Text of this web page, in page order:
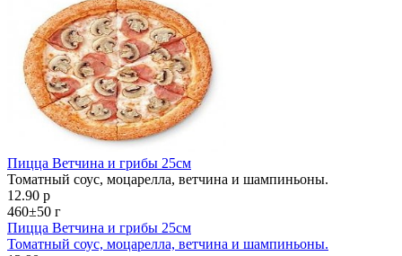
Пицца Ветчина и грибы 25см
Томатный соус, моцарелла, ветчина и шампиньоны.
12.90 р
460±50 г
Пицца Ветчина и грибы 25см
Томатный соус, моцарелла, ветчина и шампиньоны.